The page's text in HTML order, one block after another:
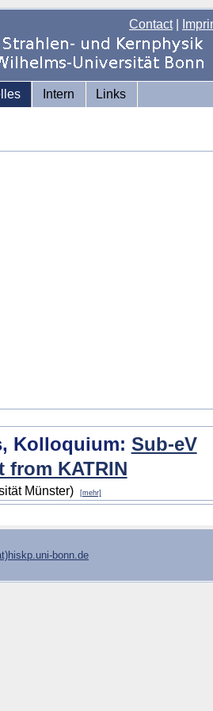
Contact|
Intern Links
Kolloquium: Sub-eV
KATRIN
Münster) [mehr]
bonn.de